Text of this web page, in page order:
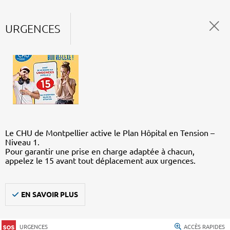
URGENCES
Le CHU de Montpellier active le Plan Hôpital en Tension –
Niveau 1.
Pour garantir une prise en charge adaptée à chacun,
appelez le 15 avant tout déplacement aux urgences.
EN SAVOIR PLUS
URGENCES ACCÈS RAPIDES